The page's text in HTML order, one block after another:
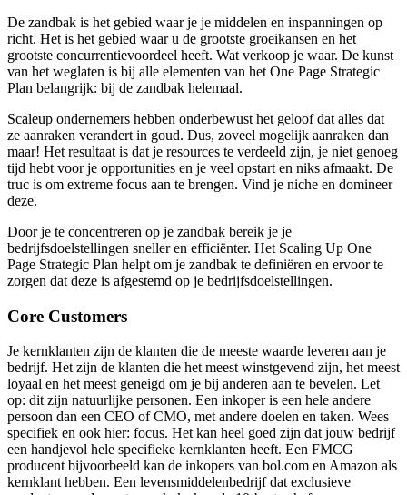
De zandbak is het gebied waar je je middelen en inspanningen op
richt. Het is het gebied waar u de grootste groeikansen en het
grootste concurrentievoordeel heeft. Wat verkoop je waar. De kunst
van het weglaten is bij alle elementen van het One Page Strategic
Plan belangrijk: bij de zandbak helemaal.
Scaleup ondernemers hebben onderbewust het geloof dat alles dat
ze aanraken verandert in goud. Dus, zoveel mogelijk aanraken dan
maar! Het resultaat is dat je resources te verdeeld zijn, je niet genoeg
tijd hebt voor je opportunities en je veel opstart en niks afmaakt. De
truc is om extreme focus aan te brengen. Vind je niche en domineer
deze.
Door je te concentreren op je zandbak bereik je je
bedrijfsdoelstellingen sneller en efficiënter. Het Scaling Up One
Page Strategic Plan helpt om je zandbak te definiëren en ervoor te
zorgen dat deze is afgestemd op je bedrijfsdoelstellingen.
Core Customers
Je kernklanten zijn de klanten die de meeste waarde leveren aan je
bedrijf. Het zijn de klanten die het meest winstgevend zijn, het meest
loyaal en het meest geneigd om je bij anderen aan te bevelen. Let
op: dit zijn natuurlijke personen. Een inkoper is een hele andere
persoon dan een CEO of CMO, met andere doelen en taken. Wees
specifiek en ook hier: focus. Het kan heel goed zijn dat jouw bedrijf
een handjevol hele specifieke kernklanten heeft. Een FMCG
producent bijvoorbeeld kan de inkopers van bol.com en Amazon als
kernklant hebben. Een levensmiddelenbedrijf dat exclusieve